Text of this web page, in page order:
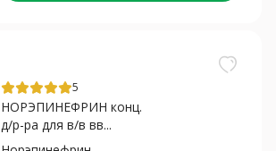
5
НОРЭПИНЕФРИН конц.
д/р-ра для в/в вв...